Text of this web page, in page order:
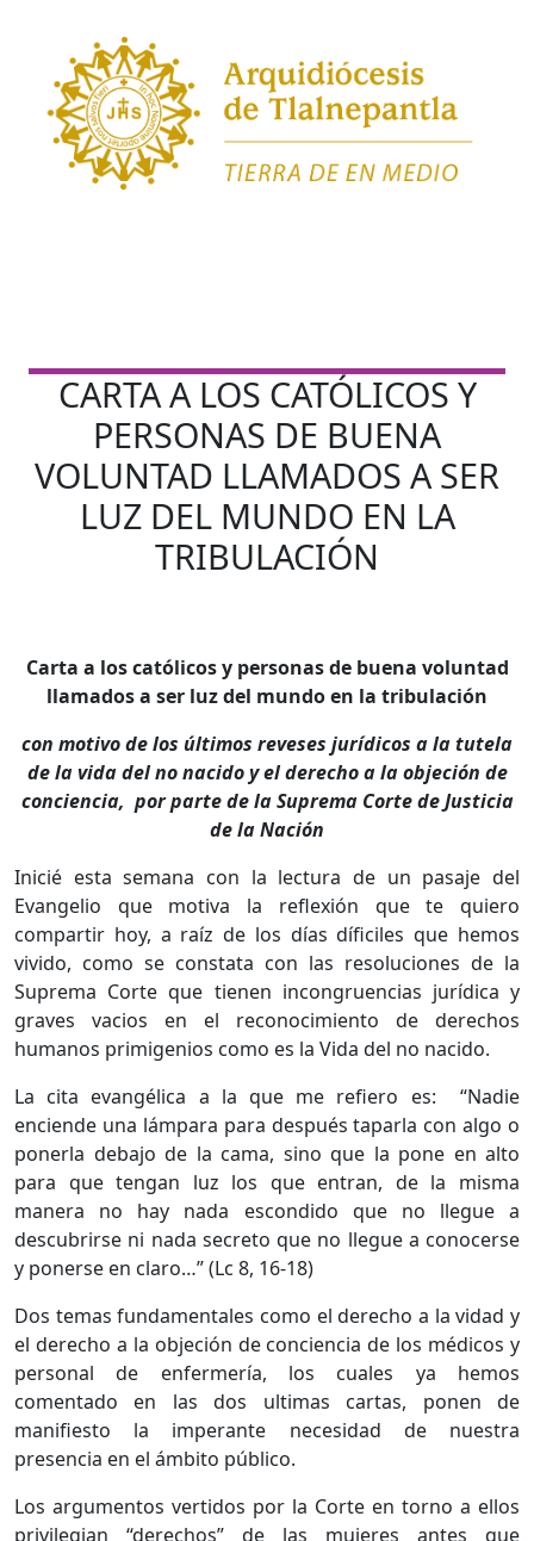
CARTA A LOS CATÓLICOS Y
PERSONAS DE BUENA
VOLUNTAD LLAMADOS A SER
LUZ DEL MUNDO EN LA
TRIBULACIÓN
Carta a los católicos y personas de buena voluntad
llamados a ser luz del mundo en la tribulación
con motivo de los últimos reveses jurídicos a la tutela
de la vida del no nacido y el derecho a la objeción de
conciencia, por parte de la Suprema Corte de Justicia
de la Nación
Inicié esta semana con la lectura de un pasaje del
Evangelio que motiva la reflexión que te quiero
compartir hoy, a raíz de los días díficiles que hemos
vivido, como se constata con las resoluciones de la
Suprema Corte que tienen incongruencias jurídica y
graves vacios en el reconocimiento de derechos
humanos primigenios como es la Vida del no nacido.
La cita evangélica a la que me refiero es: “Nadie
enciende una lámpara para después taparla con algo o
ponerla debajo de la cama, sino que la pone en alto
para que tengan luz los que entran, de la misma
manera no hay nada escondido que no llegue a
descubrirse ni nada secreto que no llegue a conocerse
y ponerse en claro…” (Lc 8, 16-18)
Dos temas fundamentales como el derecho a la vidad y
el derecho a la objeción de conciencia de los médicos y
personal de enfermería, los cuales ya hemos
comentado en las dos ultimas cartas, ponen de
manifiesto la imperante necesidad de nuestra
presencia en el ámbito público.
Los argumentos vertidos por la Corte en torno a ellos
privilegian “derechos” de las mujeres antes que